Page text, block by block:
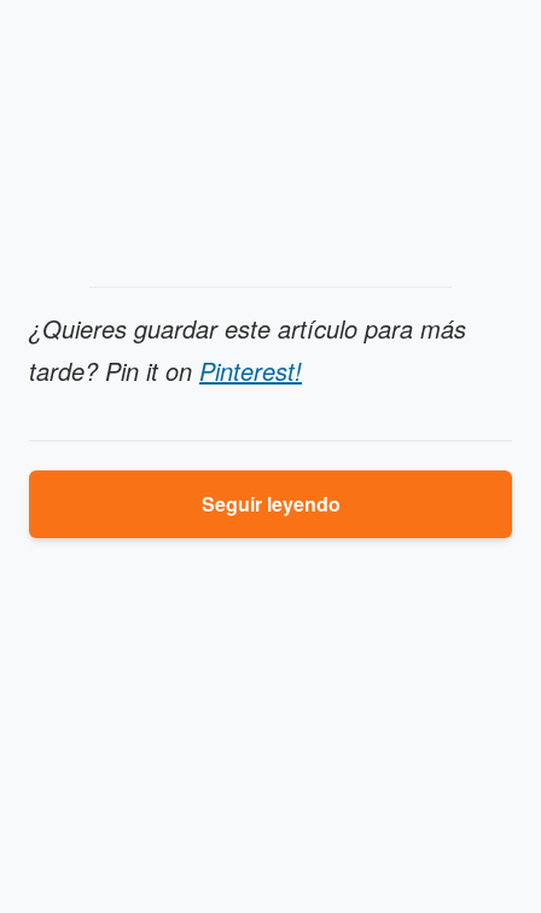
¿Quieres guardar este artículo para más
tarde? Pin it on Pinterest!
Seguir leyendo